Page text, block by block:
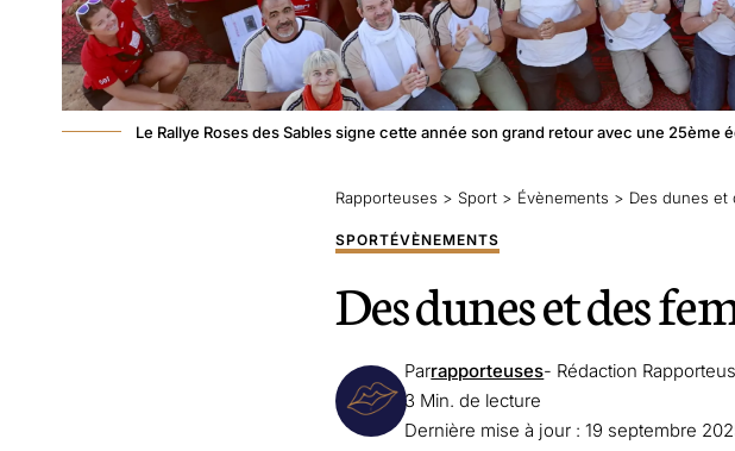
Le Rallye Roses des Sables signe cette année son grand retour avec une
Rapporteuses > Sport > Évènements > Des dunes et
SPORTÉVÈNEMENTS
Des dunes et des
Dernière mise à jour : 19 septembre
Parrapporteuses- Rédaction
3 Min. de lecture